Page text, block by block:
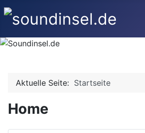
Aktuelle Seite: Startseite
Home